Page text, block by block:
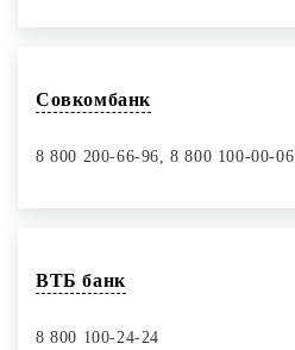
Совкомбанк
8 800 200-66-96, 8 800 100-00-06
ВТБ банк
8 800 100-24-24